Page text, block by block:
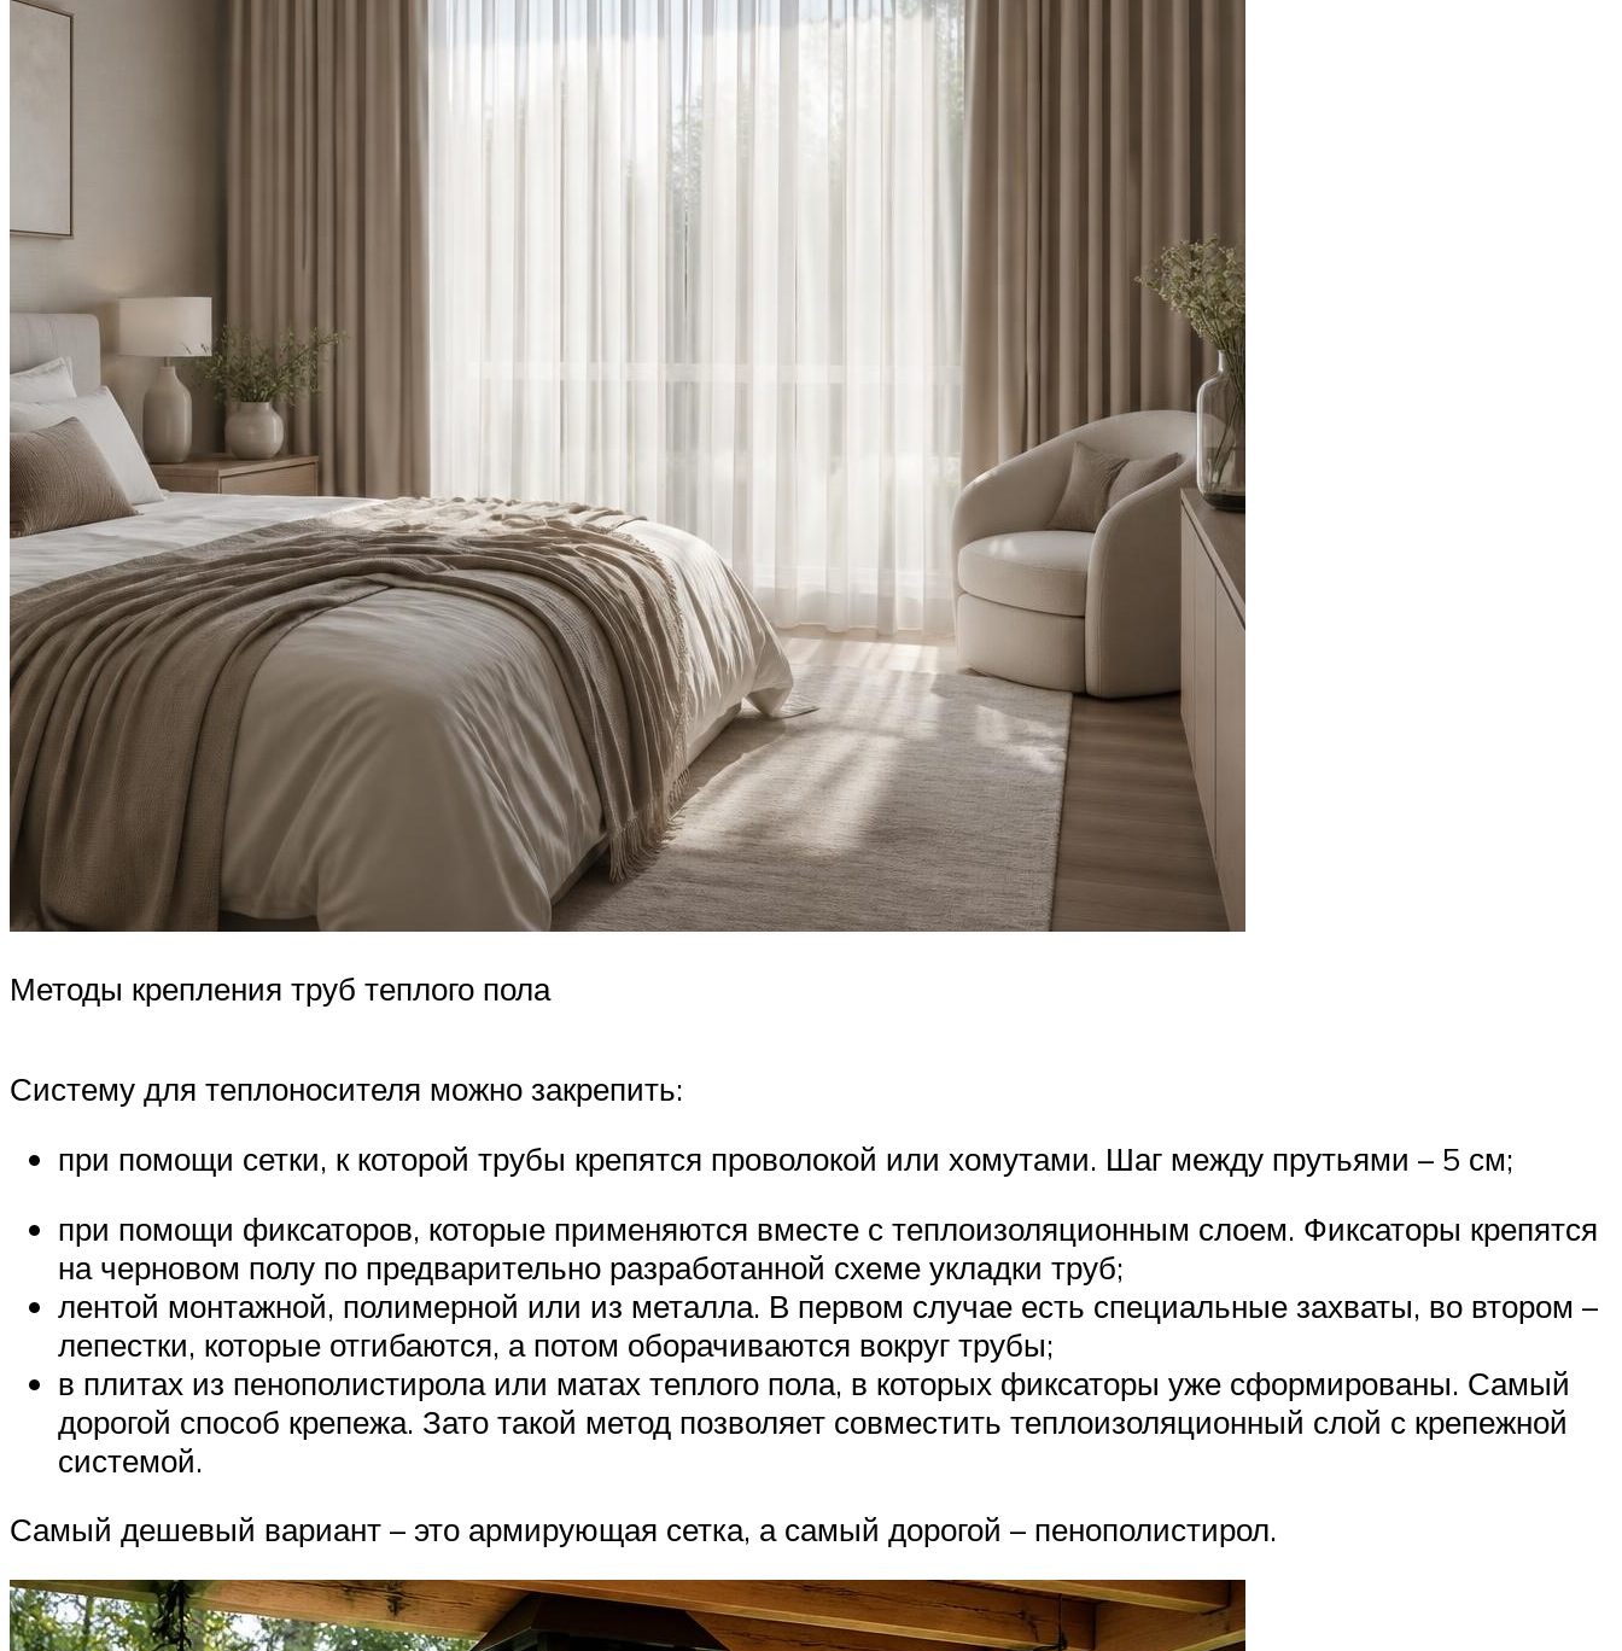
Методы крепления труб теплого пола
Систему для теплоносителя можно закрепить:
при помощи сетки, к которой трубы крепятся проволокой или хомутами. Шаг между прутьями – 5 см;
при помощи фиксаторов, которые применяются вместе с теплоизоляционным слоем. Фиксаторы крепятся
на черновом полу по предварительно разработанной схеме укладки труб;
лентой монтажной, полимерной или из металла. В первом случае есть специальные захваты, во втором –
лепестки, которые отгибаются, а потом оборачиваются вокруг трубы;
в плитах из пенополистирола или матах теплого пола, в которых фиксаторы уже сформированы. Самый
дорогой способ крепежа. Зато такой метод позволяет совместить теплоизоляционный слой с крепежной
системой.
Самый дешевый вариант – это армирующая сетка, а самый дорогой – пенополистирол.